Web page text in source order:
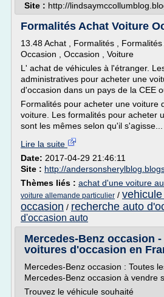
Site : http://
Formalités Achat Voiture
13.48 Achat , Formalités , Formalités
Occasion , Occasion , Voiture
L' achat de véhicules à l'étranger.
administratives pour acheter une
d'occasion dans un pays de la CEE
Formalités pour acheter une voiture
voiture. Les formalités pour acheter
sont les mêmes selon qu'il s'agisse...
Lire la suite
Date: 2017-04-29 21:46:11
Site : http://
Thèmes liés : achat d'une voiture
voiture allemande particulier /
occasion / recherche auto
d'occasion auto
Mercedes-Benz occasion -
voitures d'occasion en
Mercedes-Benz occasion : Toutes
Mercedes-Benz occasion à vendre
Trouvez le véhicule souhaité